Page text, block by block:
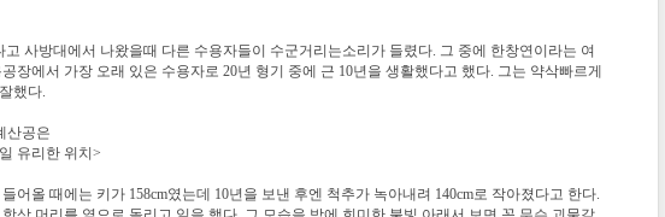
고 사방대에서 나왔을때 다른 수용자들이 수군거리는소리가 들렸다. 그 중에 한창연이라는 여
장에서 가장 오래 있은 수용자로 20년 형기 중에 근 10년을 생활했다고 했다. 그는 약삭빠르게
했다.
산공은
유리한 위치>
어올 때에는 키가 158cm였는데 10년을 보낸 후엔 척추가 녹아내려 140cm로 작아졌다고 한다.